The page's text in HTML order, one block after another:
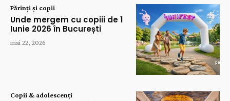
Părinți și copii
Unde mergem cu copiii de 1
Iunie 2026 în București
mai 22, 2026
Copii & adolescenți